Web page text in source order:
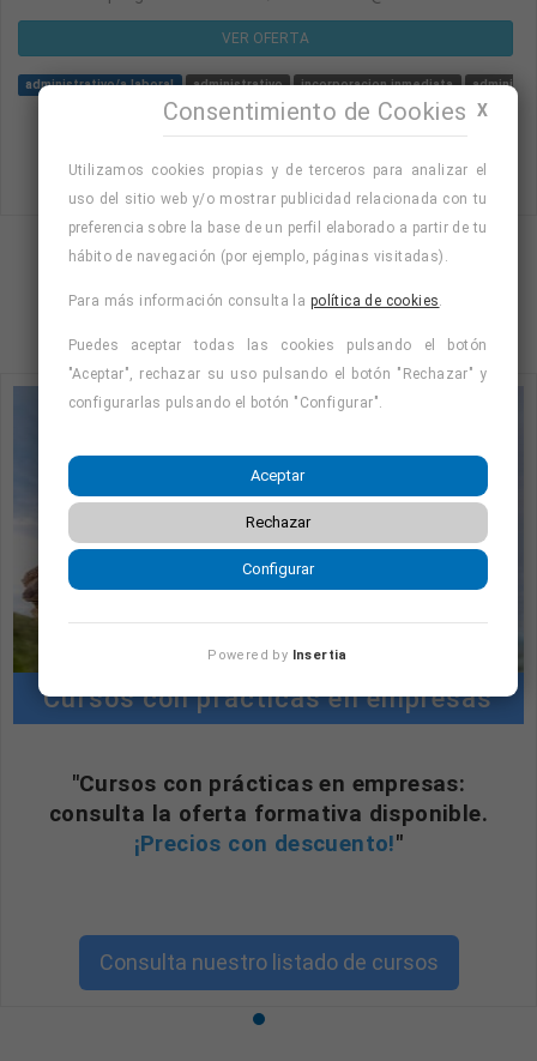
VER OFERTA
administrativo/a laboral administrativo incorporacion inmediata
Mostrando página 1 de 3 (Total 11)
1 2 3
Cursos con prácticas en empresas
"Cursos con prácticas en empresas:
consulta la oferta formativa disponible.
¡Precios con descuento!"
Consulta nuestro listado de cursos
X
Consentimiento de Cookies
Utilizamos cookies propias y de terceros para analizar el
uso del sitio web y/o mostrar publicidad relacionada con tu
preferencia sobre la base de un perfil elaborado a partir de tu
hábito de navegación (por ejemplo, páginas visitadas).
Para más información consulta la política de cookies
Puedes aceptar todas las cookies pulsando el botón
"Aceptar", rechazar su uso pulsando el botón "Rechazar" y
configurarlas pulsando el botón "Configurar".
Aceptar
Rechazar
Configurar
Powered by Insertia